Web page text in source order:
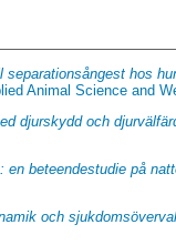
separationsångest hos
Animal Science and
djurskydd och
beteendestudie på
och